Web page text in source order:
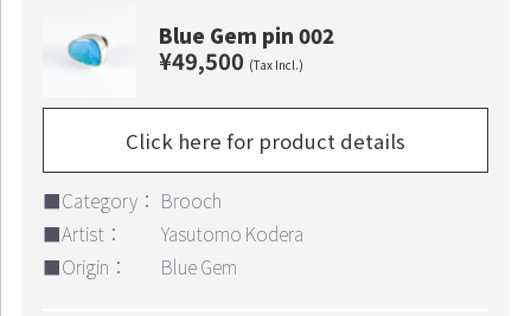
Blue Gem pin 002
¥49,500 (Tax Incl.)
Click here for product details
■Category： Brooch
■Artist：
Yasutomo Kodera
■Origin：
Blue Gem